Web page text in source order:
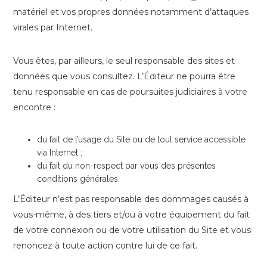
matériel et vos propres données notamment d’attaques
virales par Internet.
Vous êtes, par ailleurs, le seul responsable des sites et
données que vous consultez. L’Éditeur ne pourra être
tenu responsable en cas de poursuites judiciaires à votre
encontre :
du fait de l’usage du Site ou de tout service accessible
via Internet ;
du fait du non-respect par vous des présentes
conditions générales.
L’Éditeur n’est pas responsable des dommages causés à
vous-même, à des tiers et/ou à votre équipement du fait
de votre connexion ou de votre utilisation du Site et vous
renoncez à toute action contre lui de ce fait.